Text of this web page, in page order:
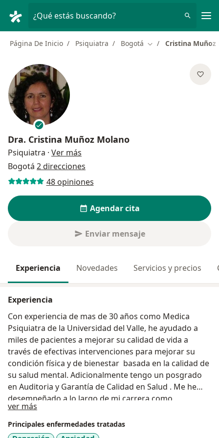
¿Qué estás buscando?
Página De Inicio Psiquiatra Bogotá Cambiar de ciudad
Cristina Muñoz
Dra. Cristina Muñoz Molano
Psiquiatra · Ver más
Bogotá 2 direcciones
48 opiniones
Agendar cita
Enviar mensaje
Experiencia Novedades Servicios y precios
Experiencia
Con experiencia de mas de 30 años como Medica
Psiquiatra de la Universidad del Valle, he ayudado a
miles de pacientes a mejorar su calidad de vida a
través de efectivas intervenciones para mejorar su
condición física y de bienestar basada en la calidad de
su salud mental. Adicionalmente tengo un posgrado
en Auditoria y Garantía de Calidad en Salud . Me he
desempeñado a lo largo de mi carrera como
psiquiatra en diferentes campos : psiquiatría
comunitaria, atención primaria, programas de
promoción y prevención de salud mental para adultos
ver más
Principales enfermedades tratadas